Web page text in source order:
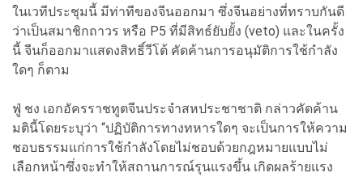
ในเวทีประชุมนี้ มีท่าทีของจีนออกมา ซึ่งจีนอย่างที่ทราบกันดี
ว่าเป็นสมาชิกถาวร หรือ P5 ที่มีสิทธ์ยับยั้ง (veto) และในครั้ง
นี้ จีนก็ออกมาแสดงสิทธิ์วีโต้ คัดค้านการอนุมัติการใช้กำลัง
ใดๆ ก็ตาม
ฟู่ ชง เอกอัครราชทูตจีนประจำสหประชาชาติ กล่าวคัดค้าน
มตินี้โดยระบุว่า “ปฏิบัติการทางทหารใดๆ จะเป็นการให้ความ
ชอบธรรมแก่การใช้กำลังโดยไม่ชอบด้วยกฎหมายแบบไม่
เลือกหน้าซึ่งจะทำให้สถานการณ์รุนแรงขึ้น เกิดผลร้ายแรง